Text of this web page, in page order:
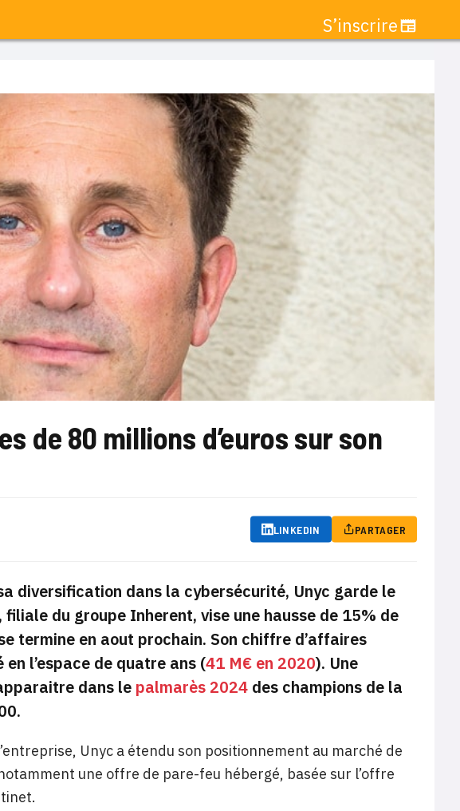
S’inscrire
de 80 millions d’euros sur son
LINKEDIN PARTAGER
diversification dans la cybersécurité, Unyc garde le
du groupe Inherent, vise une hausse de 15% de
termine en aout prochain. Son chiffre d’affaires
l’espace de quatre ans (41 M€ en 2020). Une
dans le palmarès 2024 des champions de la
Unyc a étendu son positionnement au marché de
une offre de pare-feu hébergé, basée sur l’offre